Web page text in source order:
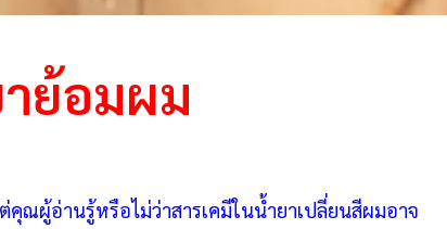
ย้อมผม
ณผู้อ่านรู้หรือไม่ว่าสารเคมีในน้ำยาเปลี่ยนสีผมอาจ